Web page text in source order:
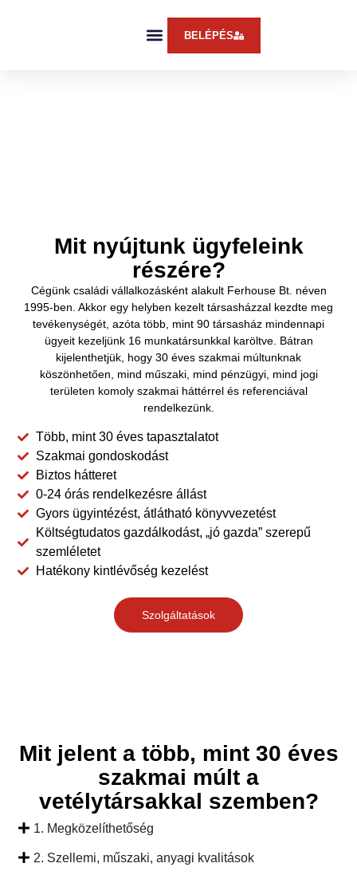
BELÉPÉS
KÖZÖS
KÉPVISELET,
KÖNYVELÉS,
Mit nyújtunk ügyfeleink
részére?
Cégünk családi vállalkozásként alakult Ferhouse Bt. néven
1995-ben. Akkor egy helyben kezelt társasházzal kezdte meg
tevékenységét, azóta több, mint 90 társasház mindennapi
ügyeit kezeljünk 16 munkatársunkkal karöltve. Bátran
kijelenthetjük, hogy 30 éves szakmai múltunknak
köszönhetően, mind műszaki, mind pénzügyi, mind jogi
területen komoly szakmai háttérrel és referenciával
rendelkezünk.
Több, mint 30 éves tapasztalatot
Szakmai gondoskodást
Biztos hátteret
0-24 órás rendelkezésre állást
Gyors ügyintézést, átlátható könyvvezetést
Költségtudatos gazdálkodást, „jó gazda” szerepű
szemléletet
Hatékony kintlévőség kezelést
Szolgáltatások
Mit jelent a több, mint 30 éves
szakmai múlt a
vetélytársakkal szemben?
1. Megközelíthetőség
2. Szellemi, műszaki, anyagi kvalitások